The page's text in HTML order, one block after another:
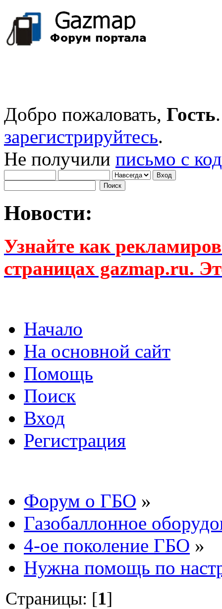
Добро пожаловать, Гость
зарегистрируйтесь.
Не получили письмо с
Новости:
Узнайте как
страницах gazmap.ru.
Начало
На основной сайт
Помощь
Поиск
Вход
Регистрация
Форум о ГБО »
Газобаллонное
4-ое поколение ГБО »
Нужна помощь по
Страницы: [1]